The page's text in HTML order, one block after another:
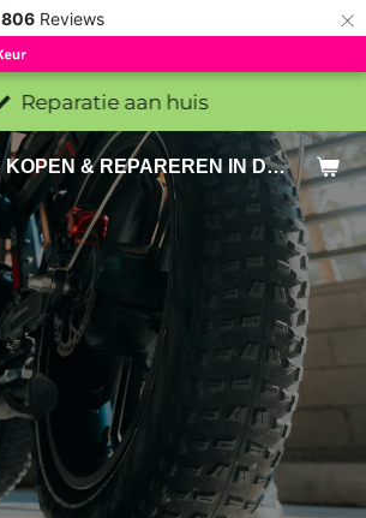
806 Reviews ×
FATBIKES KOPEN & REPAREREN IN DEN HAAG EN ZOETERMEER - SACHE BIKES
Reparatie aan huis